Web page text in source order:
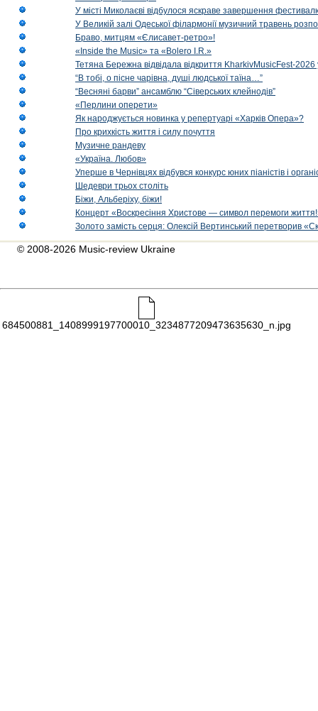
У місті Миколаєві відбулося яскраве завершення
У Великій залі Одеської філармонії музичний травень
Браво, митцям «Єлисавет-ретро»!
«Inside the Music» та «Bolero I.R.»
Тетяна Бережна відвідала відкриття KharkivMusicFest-2026
“В тобі, о пісне чарівна, душі людської таїна…”
“Весняні барви” ансамблю “Сіверських клейнодів”
«Перлини оперети»
Як народжується новинка у репертуарі «Харків Опера»?
Про крихкість життя і силу почуття
Музичне рандеву
«Україна. Любов»
Уперше в Чернівцях відбувся конкурс юних піаністів і
Шедеври трьох століть
Біжи, Альберіху, біжи!
Концерт «Воскресіння Христове — символ перемоги
Золото замість серця: Олексій Вертинський перетворив
© 2008-2026 Music-review Ukraine
684500881_1408999197700010_3234877209473635630_n.jpg